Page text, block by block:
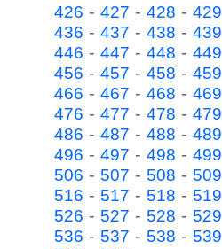
426 - 427 - 428 - 429
436 - 437 - 438 - 439
446 - 447 - 448 - 449
456 - 457 - 458 - 459
466 - 467 - 468 - 469
476 - 477 - 478 - 479
486 - 487 - 488 - 489
496 - 497 - 498 - 499
506 - 507 - 508 - 509
516 - 517 - 518 - 519
526 - 527 - 528 - 529
536 - 537 - 538 - 539